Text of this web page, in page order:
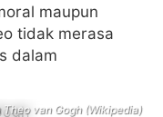
maupun
tidak merasa
dalam
van Gogh (Wikipedia)